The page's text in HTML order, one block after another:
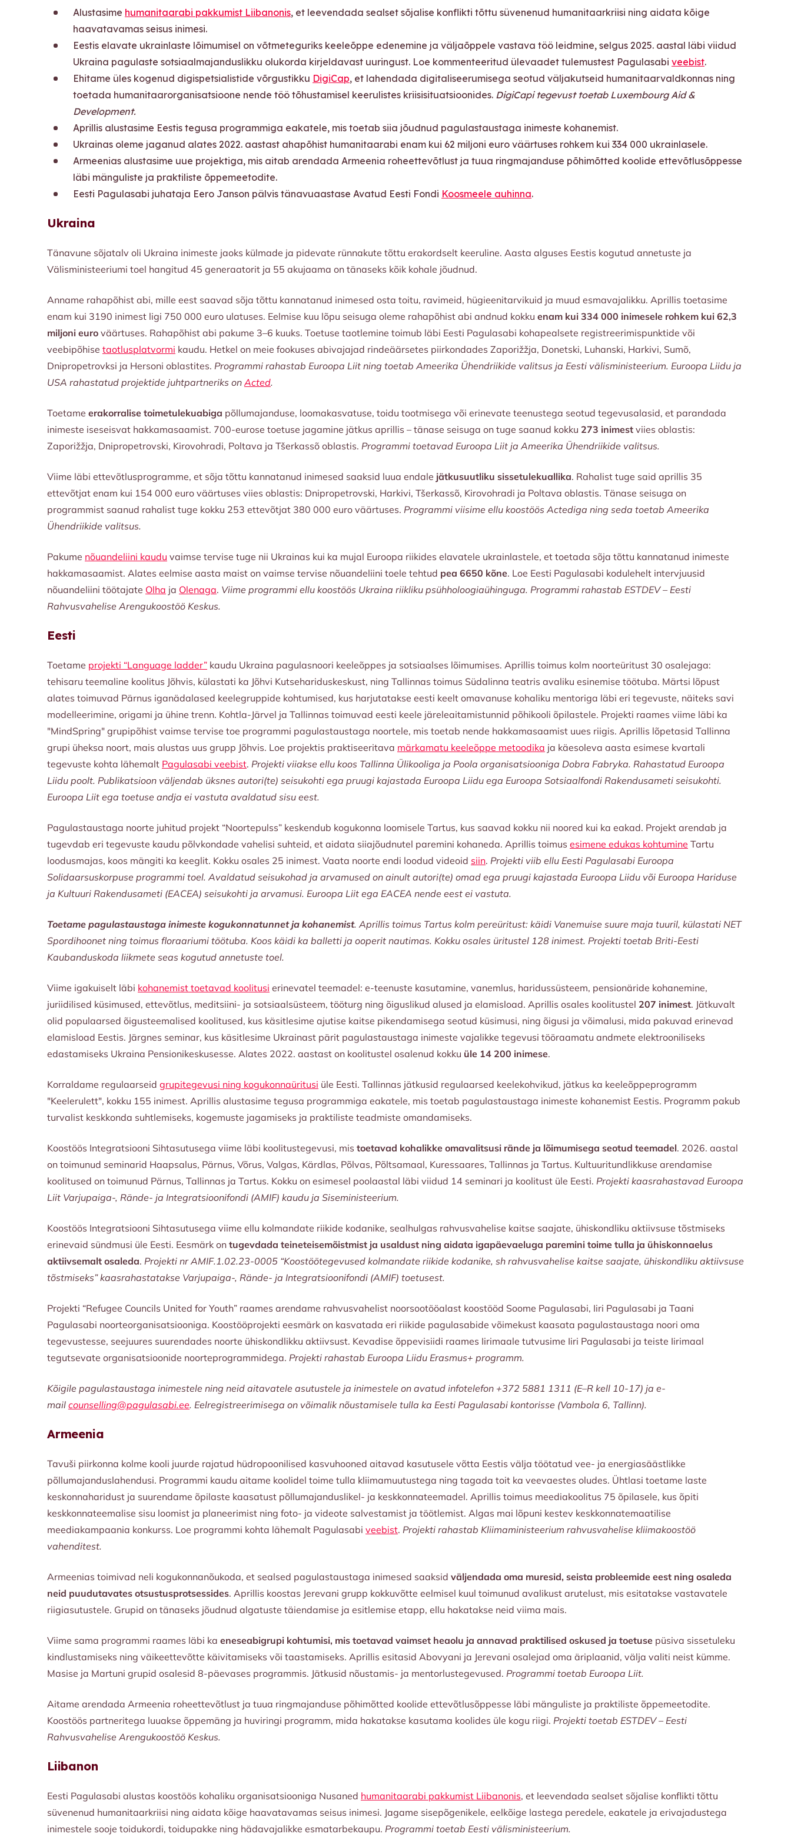
Alustasime humanitaarabi pakkumist Liibanonis, et leevendada sealset sõjalise konflikti tõttu süvenenud humanitaarkriisi ning aidata kõige
haavatavamas seisus inimesi.
Eestis elavate ukrainlaste lõimumisel on võtmeteguriks keeleõppe edenemine ja väljaõppele vastava töö leidmine, selgus 2025. aastal läbi viidud
Ukraina pagulaste sotsiaalmajanduslikku olukorda kirjeldavast uuringust. Loe kommenteeritud ülevaadet tulemustest Pagulasabi veebist.
Ehitame üles kogenud digispetsialistide võrgustikku DigiCap, et lahendada digitaliseerumisega seotud väljakutseid humanitaarvaldkonnas ning
toetada humanitaarorganisatsioone nende töö tõhustamisel keerulistes kriisisituatsioonides. DigiCapi tegevust toetab Luxembourg Aid &
Development.
Aprillis alustasime Eestis tegusa programmiga eakatele, mis toetab siia jõudnud pagulastaustaga inimeste kohanemist.
Ukrainas oleme jaganud alates 2022. aastast ahapõhist humanitaarabi enam kui 62 miljoni euro väärtuses rohkem kui 334 000 ukrainlasele.
Armeenias alustasime uue projektiga, mis aitab arendada Armeenia roheettevõtlust ja tuua ringmajanduse põhimõtted koolide ettevõtlusõppesse
läbi mänguliste ja praktiliste õppemeetodite.
Eesti Pagulasabi juhataja Eero Janson pälvis tänavuaastase Avatud Eesti Fondi Koosmeele auhinna.
Ukraina
Tänavune sõjatalv oli Ukraina inimeste jaoks külmade ja pidevate rünnakute tõttu erakordselt keeruline. Aasta alguses Eestis kogutud annetuste ja
Välisministeeriumi toel hangitud 45 generaatorit ja 55 akujaama on tänaseks kõik kohale jõudnud.
Anname rahapõhist abi, mille eest saavad sõja tõttu kannatanud inimesed osta toitu, ravimeid, hügieenitarvikuid ja muud esmavajalikku. Aprillis toetasime
enam kui 3190 inimest ligi 750 000 euro ulatuses. Eelmise kuu lõpu seisuga oleme rahapõhist abi andnud kokku enam kui 334 000 inimesele rohkem kui 62,3
miljoni euro väärtuses. Rahapõhist abi pakume 3–6 kuuks. Toetuse taotlemine toimub läbi Eesti Pagulasabi kohapealsete registreerimispunktide või
veebipõhise taotlusplatvormi kaudu. Hetkel on meie fookuses abivajajad rindeäärsetes piirkondades Zaporižžja, Donetski, Luhanski, Harkivi, Sumõ,
Dnipropetrovksi ja Hersoni oblastites. Programmi rahastab Euroopa Liit ning toetab Ameerika Ühendriikide valitsus ja Eesti välisministeerium. Euroopa Liidu ja
USA rahastatud projektide juhtpartneriks onActed.
Toetame erakorralise toimetulekuabiga põllumajanduse, loomakasvatuse, toidu tootmisega või erinevate teenustega seotud tegevusalasid, et parandada
inimeste iseseisvat hakkamasaamist. 700-eurose toetuse jagamine jätkus aprillis – tänase seisuga on tuge saanud kokku 273 inimest viies oblastis:
Zaporižžja, Dnipropetrovski, Kirovohradi, Poltava ja Tšerkassõ oblastis. Programmi toetavad Euroopa Liit ja Ameerika Ühendriikide valitsus.
Viime läbi ettevõtlusprogramme, et sõja tõttu kannatanud inimesed saaksid luua endale jätkusuutliku sissetulekuallika. Rahalist tuge said aprillis 35
ettevõtjat enam kui 154 000 euro väärtuses viies oblastis: Dnipropetrovski, Harkivi, Tšerkassõ, Kirovohradi ja Poltava oblastis. Tänase seisuga on
programmist saanud rahalist tuge kokku 253 ettevõtjat 380 000 euro väärtuses. Programmi viisime ellu koostöös Actediga ning seda toetab Ameerika
Ühendriikide valitsus.
Pakume nõuandeliini kaudu vaimse tervise tuge nii Ukrainas kui ka mujal Euroopa riikides elavatele ukrainlastele, et toetada sõja tõttu kannatanud inimeste
hakkamasaamist. Alates eelmise aasta maist on vaimse tervise nõuandeliini toele tehtud pea 6650 kõne. Loe Eesti Pagulasabi kodulehelt intervjuusid
nõuandeliini töötajate Olha ja Olenaga. Viime programmi ellu koostöös Ukraina riikliku psühholoogiaühinguga. Programmi rahastab ESTDEV – Eesti
Rahvusvahelise Arengukoostöö Keskus.
Eesti
Toetame projekti “Language ladder” kaudu Ukraina pagulasnoori keeleõppes ja sotsiaalses lõimumises. Aprillis toimus kolm noorteüritust 30 osalejaga:
tehisaru teemaline koolitus Jõhvis, külastati ka Jõhvi Kutsehariduskeskust, ning Tallinnas toimus Südalinna teatris avaliku esinemise töötuba. Märtsi lõpust
alates toimuvad Pärnus iganädalased keelegruppide kohtumised, kus harjutatakse eesti keelt omavanuse kohaliku mentoriga läbi eri tegevuste, näiteks savi
modelleerimine, origami ja ühine trenn. Kohtla-Järvel ja Tallinnas toimuvad eesti keele järeleaitamistunnid põhikooli õpilastele. Projekti raames viime läbi ka
"MindSpring" grupipõhist vaimse tervise toe programmi pagulastaustaga noortele, mis toetab nende hakkamasaamist uues riigis. Aprillis lõpetasid Tallinna
grupi üheksa noort, mais alustas uus grupp Jõhvis. Loe projektis praktiseeritava märkamatu keeleõppe metoodika ja käesoleva aasta esimese kvartali
tegevuste kohta lähemalt Pagulasabi veebist. Projekti viiakse ellu koos Tallinna Ülikooliga ja Poola organisatsiooniga Dobra Fabryka. Rahastatud Euroopa
Liidu poolt. Publikatsioon väljendab üksnes autori(te) seisukohti ega pruugi kajastada Euroopa Liidu ega Euroopa Sotsiaalfondi Rakendusameti seisukohti.
Euroopa Liit ega toetuse andja ei vastuta avaldatud sisu eest.
Pagulastaustaga noorte juhitud projekt “Noortepulss” keskendub kogukonna loomisele Tartus, kus saavad kokku nii noored kui ka eakad. Projekt arendab ja
tugevdab eri tegevuste kaudu põlvkondade vahelisi suhteid, et aidata siiajõudnutel paremini kohaneda. Aprillis toimus esimene edukas kohtumine Tartu
loodusmajas, koos mängiti ka keeglit. Kokku osales 25 inimest. Vaata noorte endi loodud videoid siin. Projekti viib ellu Eesti Pagulasabi Euroopa
Solidaarsuskorpuse programmi toel. Avaldatud seisukohad ja arvamused on ainult autori(te) omad ega pruugi kajastada Euroopa Liidu või Euroopa Hariduse
ja Kultuuri Rakendusameti (EACEA) seisukohti ja arvamusi. Euroopa Liit ega EACEA nende eest ei vastuta.
Toetame pagulastaustaga inimeste kogukonnatunnet ja kohanemist. Aprillis toimus Tartus kolm pereüritust: käidi Vanemuise suure maja tuuril, külastati NET
Spordihoonet ning toimus floraariumi töötuba. Koos käidi ka balletti ja ooperit nautimas. Kokku osales üritustel 128 inimest. Projekti toetab Briti-Eesti
Kaubanduskoda liikmete seas kogutud annetuste toel.
Viime igakuiselt läbi kohanemist toetavad koolitusi erinevatel teemadel: e-teenuste kasutamine, vanemlus, haridussüsteem, pensionäride kohanemine,
juriidilised küsimused, ettevõtlus, meditsiini- ja sotsiaalsüsteem, tööturg ning õiguslikud alused ja elamisload. Aprillis osales koolitustel 207 inimest. Jätkuvalt
olid populaarsed õigusteemalised koolitused, kus käsitlesime ajutise kaitse pikendamisega seotud küsimusi, ning õigusi ja võimalusi, mida pakuvad erinevad
elamisload Eestis. Järgnes seminar, kus käsitlesime Ukrainast pärit pagulastaustaga inimeste vajalikke tegevusi tööraamatu andmete elektrooniliseks
edastamiseks Ukraina Pensionikeskusesse. Alates 2022. aastast on koolitustel osalenud kokku üle 14 200 inimese.
Korraldame regulaarseid grupitegevusi ning kogukonnaüritusi üle Eesti. Tallinnas jätkusid regulaarsed keelekohvikud, jätkus ka keeleõppeprogramm
"Keelerulett", kokku 155 inimest. Aprillis alustasime tegusa programmiga eakatele, mis toetab pagulastaustaga inimeste kohanemist Eestis. Programm pakub
turvalist keskkonda suhtlemiseks, kogemuste jagamiseks ja praktiliste teadmiste omandamiseks.
Koostöös Integratsiooni Sihtasutusega viime läbi koolitustegevusi, mis toetavad kohalikke omavalitsusi rände ja lõimumisega seotud teemadel. 2026. aastal
on toimunud seminarid Haapsalus, Pärnus, Võrus, Valgas, Kärdlas, Põlvas, Põltsamaal, Kuressaares, Tallinnas ja Tartus. Kultuuritundlikkuse arendamise
koolitused on toimunud Pärnus, Tallinnas ja Tartus. Kokku on esimesel poolaastal läbi viidud 14 seminari ja koolitust üle Eesti. Projekti kaasrahastavad Euroopa
Liit Varjupaiga-, Rände- ja Integratsioonifondi (AMIF) kaudu ja Siseministeerium.
Koostöös Integratsiooni Sihtasutusega viime ellu kolmandate riikide kodanike, sealhulgas rahvusvahelise kaitse saajate, ühiskondliku aktiivsuse tõstmiseks
erinevaid sündmusi üle Eesti. Eesmärk on tugevdada teineteisemõistmist ja usaldust ning aidata igapäevaeluga paremini toime tulla ja ühiskonnaelus
aktiivsemalt osaleda. Projekti nr AMIF.1.02.23-0005 “Koostöötegevused kolmandate riikide kodanike, sh rahvusvahelise kaitse saajate, ühiskondliku aktiivsuse
tõstmiseks” kaasrahastatakse Varjupaiga-, Rände- ja Integratsioonifondi (AMIF) toetusest.
Projekti “Refugee Councils United for Youth” raames arendame rahvusvahelist noorsootööalast koostööd Soome Pagulasabi, Iiri Pagulasabi ja Taani
Pagulasabi noorteorganisatsiooniga. Koostööprojekti eesmärk on kasvatada eri riikide pagulasabide võimekust kaasata pagulastaustaga noori oma
tegevustesse, seejuures suurendades noorte ühiskondlikku aktiivsust. Kevadise õppevisiidi raames Iirimaale tutvusime Iiri Pagulasabi ja teiste Iirimaal
tegutsevate organisatsioonide noorteprogrammidega. Projekti rahastab Euroopa Liidu Erasmus+ programm.
Kõigile pagulastaustaga inimestele ning neid aitavatele asutustele ja inimestele on avatud infotelefon +372 5881 1311 (E–R kell 10-17) ja e-
mail counselling@pagulasabi.ee. Eelregistreerimisega on võimalik nõustamisele tulla ka Eesti Pagulasabi kontorisse (Vambola 6, Tallinn).
Armeenia
Tavuši piirkonna kolme kooli juurde rajatud hüdropoonilised kasvuhooned aitavad kasutusele võtta Eestis välja töötatud vee- ja energiasäästlikke
põllumajanduslahendusi. Programmi kaudu aitame koolidel toime tulla kliimamuutustega ning tagada toit ka veevaestes oludes. Ühtlasi toetame laste
keskonnaharidust ja suurendame õpilaste kaasatust põllumajanduslikel- ja keskkonnateemadel. Aprillis toimus meediakoolitus 75 õpilasele, kus õpiti
keskkonnateemalise sisu loomist ja planeerimist ning foto- ja videote salvestamist ja töötlemist. Algas mai lõpuni kestev keskkonnatemaatilise
meediakampaania konkurss. Loe programmi kohta lähemalt Pagulasabi veebist. Projekti rahastab Kliimaministeerium rahvusvahelise kliimakoostöö
vahenditest.
Armeenias toimivad neli kogukonnanõukoda, et sealsed pagulastaustaga inimesed saaksid väljendada oma muresid, seista probleemide eest ning osaleda
neid puudutavates otsustusprotsessides. Aprillis koostas Jerevani grupp kokkuvõtte eelmisel kuul toimunud avalikust arutelust, mis esitatakse vastavatele
riigiasutustele. Grupid on tänaseks jõudnud algatuste täiendamise ja esitlemise etapp, ellu hakatakse neid viima mais.
Viime sama programmi raames läbi ka eneseabigrupi kohtumisi, mis toetavad vaimset heaolu ja annavad praktilised oskused ja toetuse püsiva sissetuleku
kindlustamiseks ning väikeettevõtte käivitamiseks või taastamiseks. Aprillis esitasid Abovyani ja Jerevani osalejad oma äriplaanid, välja valiti neist kümme.
Masise ja Martuni grupid osalesid 8-päevases programmis. Jätkusid nõustamis- ja mentorlustegevused. Programmi toetab Euroopa Liit.
Aitame arendada Armeenia roheettevõtlust ja tuua ringmajanduse põhimõtted koolide ettevõtlusõppesse läbi mänguliste ja praktiliste õppemeetodite.
Koostöös partneritega luuakse õppemäng ja huviringi programm, mida hakatakse kasutama koolides üle kogu riigi. Projekti toetab ESTDEV – Eesti
Rahvusvahelise Arengukoostöö Keskus.
Liibanon
Eesti Pagulasabi alustas koostöös kohaliku organisatsiooniga Nusaned humanitaarabi pakkumist Liibanonis, et leevendada sealset sõjalise konflikti tõttu
süvenenud humanitaarkriisi ning aidata kõige haavatavamas seisus inimesi. Jagame sisepõgenikele, eelkõige lastega peredele, eakatele ja erivajadustega
inimestele sooje toidukordi, toidupakke ning hädavajalikke esmatarbekaupu. Programmi toetab Eesti välisministeerium.